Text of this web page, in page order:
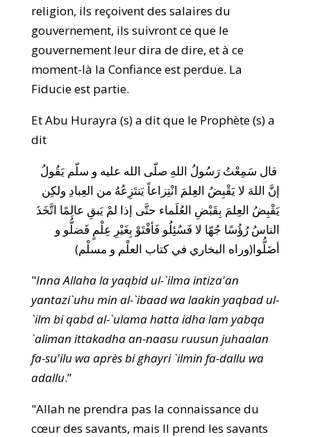
religion, ils reçoivent des salaires du
gouvernement, ils suivront ce que le
gouvernement leur dira de dire, et à ce
moment-là la Confiance est perdue. La
Fiducie est partie.
Et Abu Hurayra (s) a dit que le Prophète (s) a
dit
قال سَمِعْتُ رَسُولُ اللهِ صلّى الله عليه و سلّم يَقُولُ
إنَّ اللهَ لا يَقْبِضُ العِلمَ انْتِزاعاً يَنتَزِعُهُ من العِبادِ ولكِن
يَقْبِضُ العِلمَ بِقَبْضِ العُلَماء حتَّى إذا لمْ يَبقِ عالِمًا اتَّخَذَ
الناسُ رُؤُسًا جُهّا لا فَسُئِلُو فَأفْتَوْ بِغَيْرِ عِلْمٍ فَضلُّو و
أضَلُّوا(وراه البخاري في كتاب العلْم و مسلْم)
"Inna Allaha la yaqbid ul-`ilma intiza'an
yantazi`uhu min al-`ibaad wa laakin yaqbad ul-
`ilm bi qabd al-`ulama hatta idha lam yabqa
`aliman ittakadha an-naasu ruusun juhaalan
fa-su'ilu wa après bi ghayri `ilmin fa-dallu wa
adallu.”
"Allah ne prendra pas la connaissance du
cœur des savants, mais Il prend les savants